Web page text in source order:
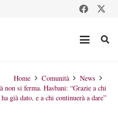
Home Comunità
News
non si ferma. Hasbani: “Grazie a chi
ha già dato, e a chi continuerà a dare”